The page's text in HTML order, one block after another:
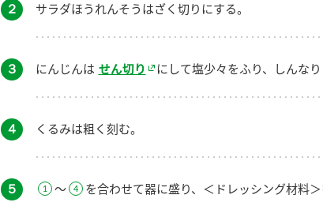
２ サラダほうれんそうはざく切りにする。
３ にんじんは せん切り にして塩少々をふり、しんなり
４ くるみは粗く刻む。
５ ～ を合わせて器に盛り、＜ドレッシング材料＞